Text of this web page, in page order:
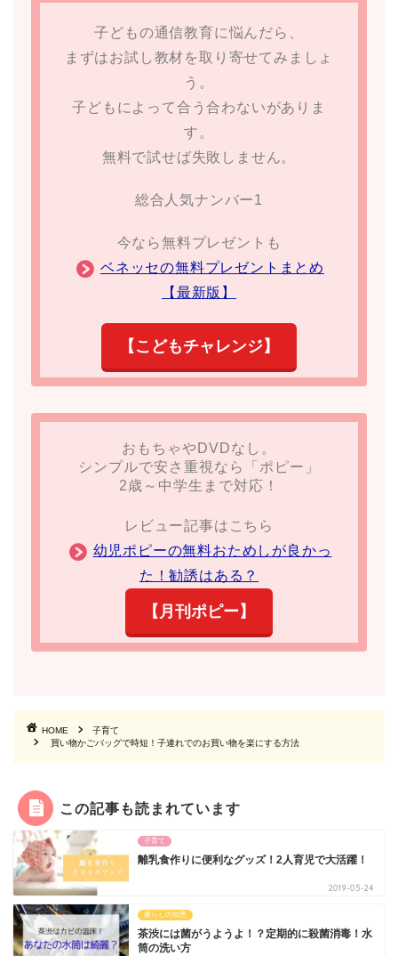
子どもの通信教育に悩んだら、
まずはお試し教材を取り寄せてみましょ
う。
子どもによって合う合わないがありま
す。
無料で試せば失敗しません。
総合人気ナンバー1
今なら無料プレゼントも
ベネッセの無料プレゼントまとめ
【最新版】
【こどもチャレンジ】
おもちゃやDVDなし。
シンプルで安さ重視なら「ポピー」
2歳～中学生まで対応！
レビュー記事はこちら
幼児ポピーの無料おためしが良かっ
た！勧誘はある？
【月刊ポピー】
HOME
子育て
買い物かごバッグで時短！子連れでのお買い物を楽にする方法
この記事も読まれています
子育て
離乳食作りに便利なグッズ！2人育児で大活躍！
2019-05-24
暮らしの知恵
茶渋には菌がうようよ！？定期的に殺菌消毒！水
筒の洗い方